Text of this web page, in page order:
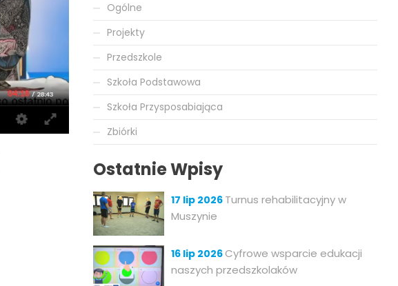
Ogólne
Projekty
Przedszkole
Szkoła Podstawowa
Szkoła Przysposabiająca
Zbiórki
Ostatnie Wpisy
17 lip 2026 Turnus rehabilitacyjny w
Muszynie
16 lip 2026 Cyfrowe wsparcie edukacji
naszych przedszkolaków